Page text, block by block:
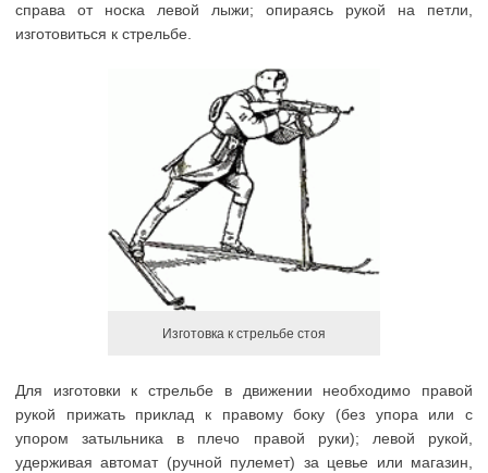
справа от носка левой лыжи; опираясь рукой на петли,
изготовиться к стрельбе.
Изготовка к стрельбе стоя
Для изготовки к стрельбе в движении необходимо правой
рукой прижать приклад к правому боку (без упора или с
упором затыльника в плечо правой руки); левой рукой,
удерживая автомат (ручной пулемет) за цевье или магазин,